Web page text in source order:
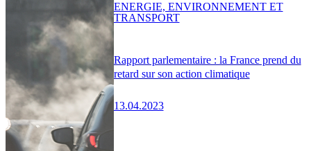
Rapport parlementaire : la France prend du
retard sur son action climatique
13.04.2023
ENERGIE, ENVIRONNEMENT ET
TRANSPORT